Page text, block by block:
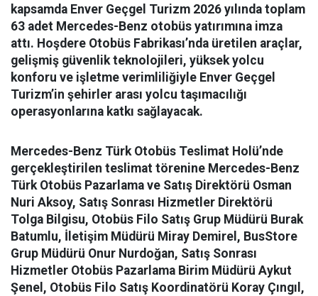
kapsamda Enver Geçgel Turizm 2026 yılında toplam
63 adet Mercedes-Benz otobüs yatırımına imza
attı. Hoşdere Otobüs Fabrikası’nda üretilen araçlar,
gelişmiş güvenlik teknolojileri, yüksek yolcu
konforu ve işletme verimliliğiyle Enver Geçgel
Turizm’in şehirler arası yolcu taşımacılığı
operasyonlarına katkı sağlayacak.
Mercedes-Benz Türk Otobüs Teslimat Holü’nde
gerçekleştirilen teslimat törenine Mercedes-Benz
Türk Otobüs Pazarlama ve Satış Direktörü Osman
Nuri Aksoy, Satış Sonrası Hizmetler Direktörü
Tolga Bilgisu, Otobüs Filo Satış Grup Müdürü Burak
Batumlu, İletişim Müdürü Miray Demirel, BusStore
Grup Müdürü Onur Nurdoğan, Satış Sonrası
Hizmetler Otobüs Pazarlama Birim Müdürü Aykut
Şenel, Otobüs Filo Satış Koordinatörü Koray Çıngıl,